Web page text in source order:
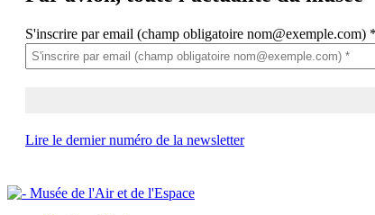
S'inscrire par email (champ obligatoire nom@exemple.com) *
Lire le dernier numéro de la newsletter